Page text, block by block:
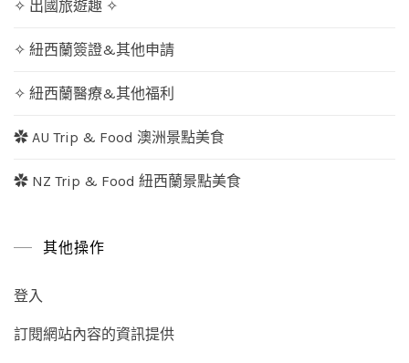
✧ 出國旅遊趣 ✧
✧ 紐西蘭簽證&其他申請
✧ 紐西蘭醫療&其他福利
✿ AU Trip & Food 澳洲景點美食
✿ NZ Trip & Food 紐西蘭景點美食
其他操作
登入
訂閱網站內容的資訊提供